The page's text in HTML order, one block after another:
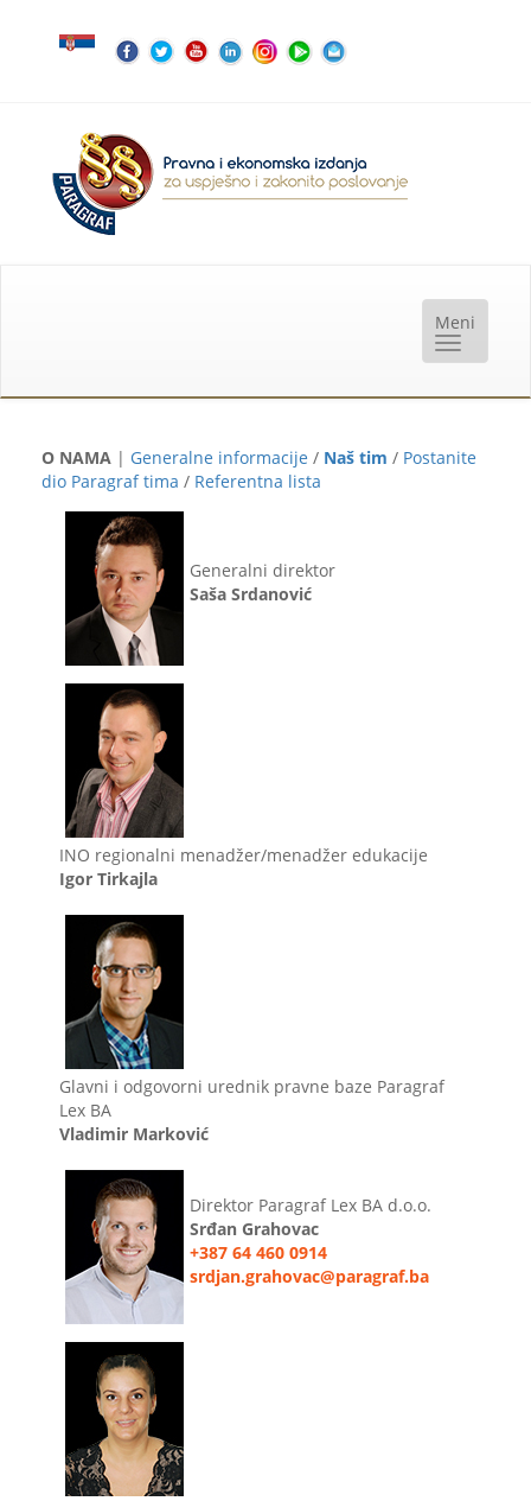
O NAMA | Generalne informacije / Naš tim / Postanite
dio Paragraf tima / Referentna lista
Generalni direktor
Saša Srdanović
INO regionalni menadžer/menadžer edukacije
Igor Tirkajla
Glavni i odgovorni urednik pravne baze Paragraf
Lex BA
Vladimir Marković
Direktor Paragraf Lex BA d.o.o.
Srđan Grahovac
+387 64 460 0914
srdjan.grahovac@paragraf.ba